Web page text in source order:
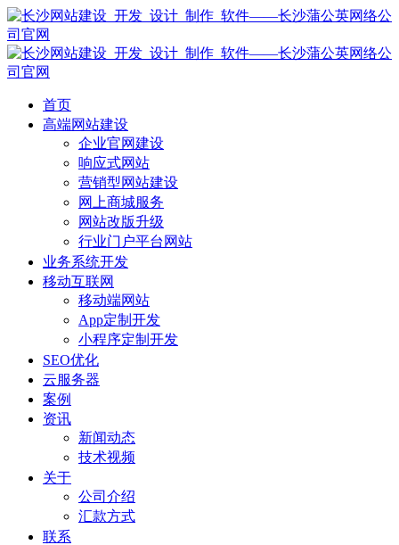
首页
高端网站建设
企业官网建设
响应式网站
营销型网站建设
网上商城服务
网站改版升级
行业门户平台网站
业务系统开发
移动互联网
移动端网站
App定制开发
小程序定制开发
SEO优化
云服务器
案例
资讯
新闻动态
技术视频
关于
公司介绍
汇款方式
联系